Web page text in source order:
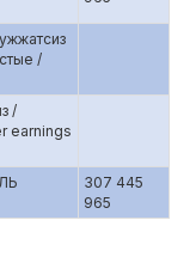
/
/
earnings
307 445
965